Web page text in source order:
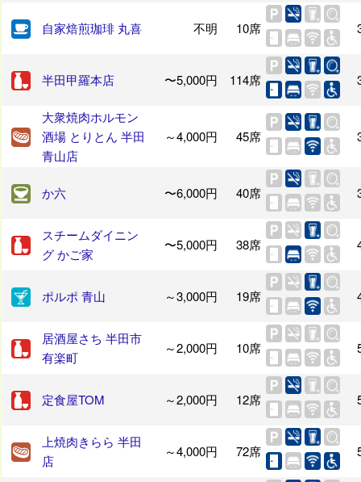
自家焙煎珈琲 丸喜 不明 10席
半田甲羅本店 〜5,000円 114席
大衆焼肉ホルモン
酒場 とりとん 半田
青山店
～4,000円 45席
か六 〜6,000円 40席
スチームダイニン
グ かご家
〜5,000円 38席
ポルポ 青山 ～3,000円 19席
居酒屋さち 半田市
有楽町
～2,000円 10席
定食屋TOM ～2,000円 12席
上焼肉きらら 半田
店
～4,000円 72席